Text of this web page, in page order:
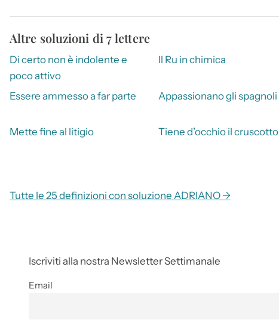
Altre soluzioni di 7 lettere
Di certo non è indolente e
poco attivo
Il Ru in chimica
Essere ammesso a far parte
Appassionano gli spagnoli
Mette fine al litigio
Tiene d’occhio il cruscotto
Tutte le 25 definizioni con soluzione ADRIANO →
Iscriviti alla nostra Newsletter Settimanale
Email